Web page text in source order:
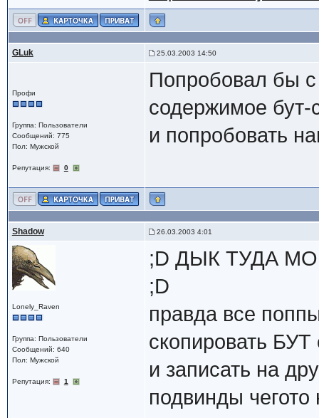
GLuk 25.03.2003 14:50
Профи
Группа: Пользователи
Сообщений: 775
Пол: Мужской
Репутация: 0
Попробовал бы с
содержимое бут-
и попробовать
Shadow 26.03.2003 4:01
Lonely_Raven
Группа: Пользователи
Сообщений: 640
Пол: Мужской
Репутация: 1
;D ДЫК ТУДА
;D
правда все
скопировать
и записать на
подвинды чегото